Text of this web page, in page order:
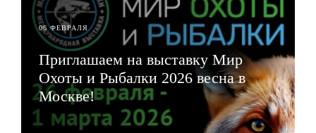
06 ФЕВРАЛЯ
Приглашаем на выставку Мир
Охоты и Рыбалки 2026 весна в
Москве!